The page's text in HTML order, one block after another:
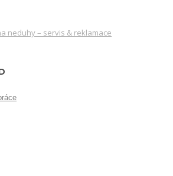
neduhy – servis & reklamace